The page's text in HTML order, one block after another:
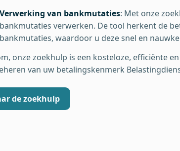
Verwerking van bankmutaties: Met onze
bankmutaties verwerken. De tool herkent de
bankmutaties, waardoor u deze snel en
onze zoekhulp is een kosteloze, efficiënte
van uw betalingskenmerk
de zoekhulp